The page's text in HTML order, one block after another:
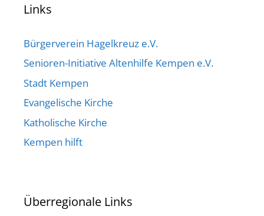
Links
Bürgerverein Hagelkreuz e.V.
Senioren-Initiative Altenhilfe Kempen e.V.
Stadt Kempen
Evangelische Kirche
Katholische Kirche
Kempen hilft
Überregionale Links